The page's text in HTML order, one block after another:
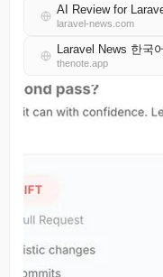
AI Review for
laravel-news.com
Laravel News 한국
thenote.app